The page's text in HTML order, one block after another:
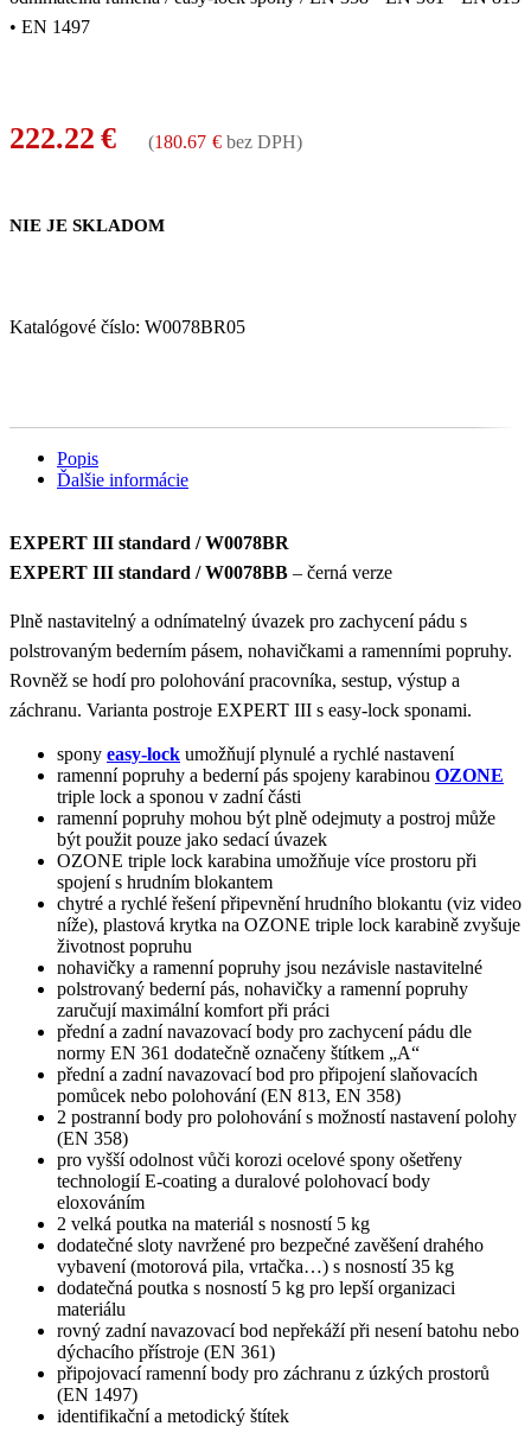
• EN 1497
222.22 € (180.67 € bez DPH)
NIE JE SKLADOM
Katalógové číslo: W0078BR05
Popis
Ďalšie informácie
EXPERT III standard / W0078BR
EXPERT III standard /W0078BB – černá verze
Plně nastavitelný a odnímatelný úvazek pro zachycení pádu s
polstrovaným bederním pásem, nohavičkami a ramenními popruhy.
Rovněž se hodí pro polohování pracovníka, sestup, výstup a
záchranu. Varianta postroje EXPERT III s easy-lock sponami.
spony easy-lock umožňují plynulé a rychlé nastavení
ramenní popruhy a bederní pás spojeny karabinou OZONE
triple lock a sponou v zadní části
ramenní popruhy mohou být plně odejmuty a postroj může
být použit pouze jako sedací úvazek
OZONE triple lock karabina umožňuje více prostoru při
spojení s hrudním blokantem
chytré a rychlé řešení připevnění hrudního blokantu (viz video
níže), plastová krytka na OZONE triple lock karabině zvyšuje
životnost popruhu
nohavičky a ramenní popruhy jsou nezávisle nastavitelné
polstrovaný bederní pás, nohavičky a ramenní popruhy
zaručují maximální komfort při práci
přední a zadní navazovací body pro zachycení pádu dle
normy EN 361 dodatečně označeny štítkem „A“
přední a zadní navazovací bod pro připojení slaňovacích
pomůcek nebo polohování (EN 813, EN 358)
2 postranní body pro polohování s možností nastavení polohy
(EN 358)
pro vyšší odolnost vůči korozi ocelové spony ošetřeny
technologií E-coating a duralové polohovací body
eloxováním
2 velká poutka na materiál s nosností 5 kg
dodatečné sloty navržené pro bezpečné zavěšení drahého
vybavení (motorová pila, vrtačka…) s nosností 35 kg
dodatečná poutka s nosností 5 kg pro lepší organizaci
materiálu
rovný zadní navazovací bod nepřekáží při nesení batohu nebo
dýchacího přístroje (EN 361)
připojovací ramenní body pro záchranu z úzkých prostorů
(EN 1497)
identifikační a metodický štítek